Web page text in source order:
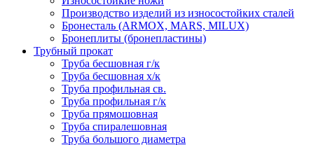
Производство изделий из износостойких сталей
Бронесталь (ARMOX, MARS, MILUX)
Бронеплиты (бронепластины)
Трубный прокат
Труба бесшовная г/к
Труба бесшовная х/к
Труба профильная св.
Труба профильная г/к
Труба прямошовная
Труба спиралешовная
Труба большого диаметра